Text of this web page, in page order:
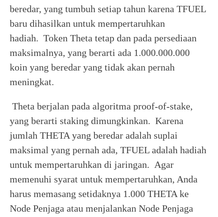
beredar, yang tumbuh setiap tahun karena TFUEL
baru dihasilkan untuk mempertaruhkan
hadiah. Token Theta tetap dan pada persediaan
maksimalnya, yang berarti ada 1.000.000.000
koin yang beredar yang tidak akan pernah
meningkat.
Theta berjalan pada algoritma proof-of-stake,
yang berarti staking dimungkinkan. Karena
jumlah THETA yang beredar adalah suplai
maksimal yang pernah ada, TFUEL adalah hadiah
untuk mempertaruhkan di jaringan. Agar
memenuhi syarat untuk mempertaruhkan, Anda
harus memasang setidaknya 1.000 THETA ke
Node Penjaga atau menjalankan Node Penjaga